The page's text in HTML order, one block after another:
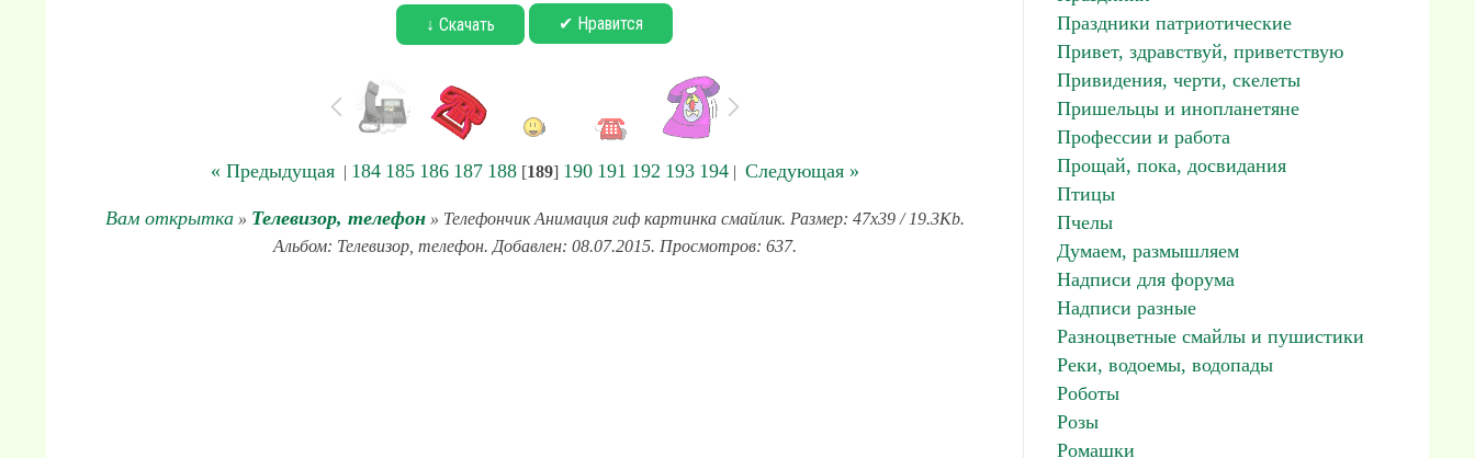
↓ Скачать ✔ Нравится
« Предыдущая| 184 185 186 187 188[189] 190 191 192 193 194| Следующая »
Вам открытка» Телевизор, телефон» Телефончик Анимация гиф картинка смайлик. Размер: 47x39 / 19.3Kb.
Альбом: Телевизор, телефон. Добавлен: 08.07.2015. Просмотров: 637.
Праздники патриотические
Привет, здравствуй, приветствую
Привидения, черти, скелеты
Пришельцы и инопланетяне
Профессии и работа
Прощай, пока, досвидания
Птицы
Пчелы
Думаем, размышляем
Надписи для форума
Надписи разные
Разноцветные смайлы и пушистики
Реки, водоемы, водопады
Роботы
Розы
Ромашки